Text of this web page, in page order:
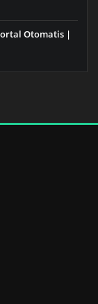
Otomatis |